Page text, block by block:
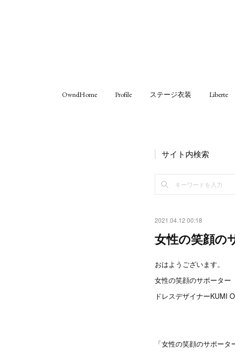
OwndHome Profile ステージ衣装 Liberte
サイト内検索
2021.04.12 00:18
女性の笑顔の
おはようございます。
女性の笑顔のサポーター
ドレスデザイナーKUMI
「女性の笑顔のサポータ